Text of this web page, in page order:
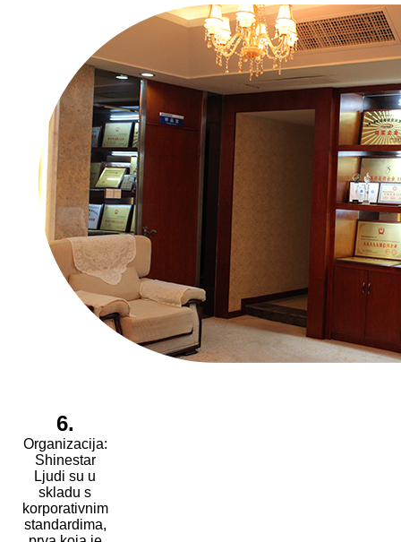
6.
Organizacija:
Shinestar
Ljudi su u
skladu s
korporativnim
standardima,